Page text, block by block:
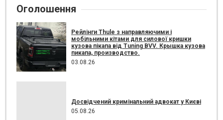
Оголошення
Рейлінги Thule з направляючими і
мобільними кітами для силової кришки
кузова пікапа від Tuning BVV. Крышка кузова
пикапа, производство.
03.08.26
Досвідчений кримінальний адвокат у Києві
05.08.26